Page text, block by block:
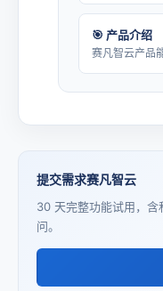
🎯 产品介绍
赛凡智云产品
提交需求赛凡智云
30 天完整功能试用，
问。